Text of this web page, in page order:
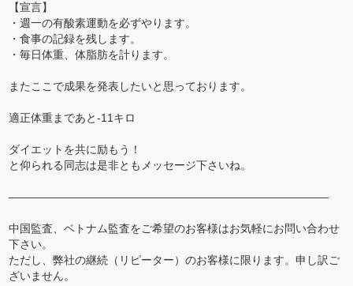
【宣言】
・週一の有酸素運動を必ずやります。
・食事の記録を残します。
・毎日体重、体脂肪を計ります。
またここで成果を発表したいと思っております。
適正体重まであと-11キロ
ダイエットを共に励もう！
と仰られる同志は是非ともメッセージ下さいね。
―――――――――――――――――――――――――――――
中国監査、ベトナム監査をご希望のお客様はお気軽にお問い合わせ
下さい。
ただし、弊社の継続（リピーター）のお客様に限ります。申し訳ご
ざいません。